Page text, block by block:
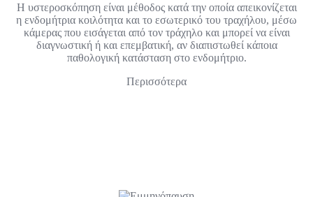
Η υστεροσκόπηση είναι μέθοδος κατά την οποία απεικονίζεται
η ενδομήτρια κοιλότητα και το εσωτερικό του τραχήλου, μέσω
κάμερας που εισάγεται από τον τράχηλο και μπορεί να είναι
διαγνωστική ή και επεμβατική, αν διαπιστωθεί κάποια
παθολογική κατάσταση στο ενδομήτριο.
Περισσότερα